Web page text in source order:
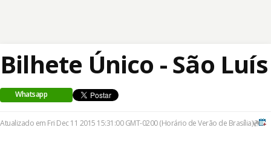
Bilhete Único - São Luís
Whatsapp
Atualizado em Fri Dec 11 2015 15:31:00 GMT-0200 (Horário de Verão de Brasília)